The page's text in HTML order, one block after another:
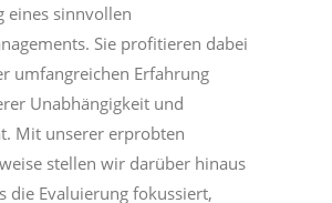
eines sinnvollen
Sie profitieren dabei
umfangreichen Erfahrung
Unabhängigkeit und
Mit unserer erprobten
stellen wir darüber hinaus
die Evaluierung fokussiert,